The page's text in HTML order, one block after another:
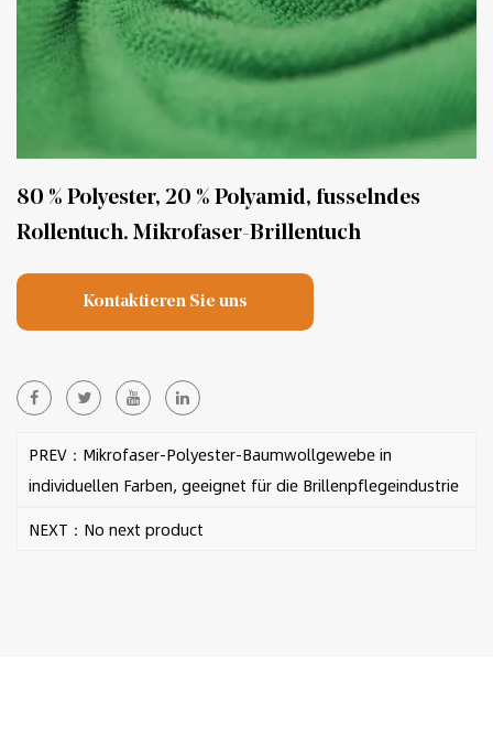
80 % Polyester, 20 % Polyamid, fusselndes
Rollentuch. Mikrofaser-Brillentuch
Kontaktieren Sie uns
PREV：Mikrofaser-Polyester-Baumwollgewebe in
individuellen Farben, geeignet für die Brillenpflegeindustrie
NEXT：No next product